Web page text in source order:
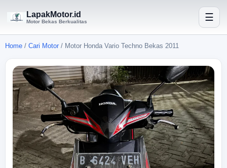
LapakMotor.id
Motor Bekas Berkualitas ☰
Home / Cari Motor / Motor Honda Vario Techno Bekas 2011